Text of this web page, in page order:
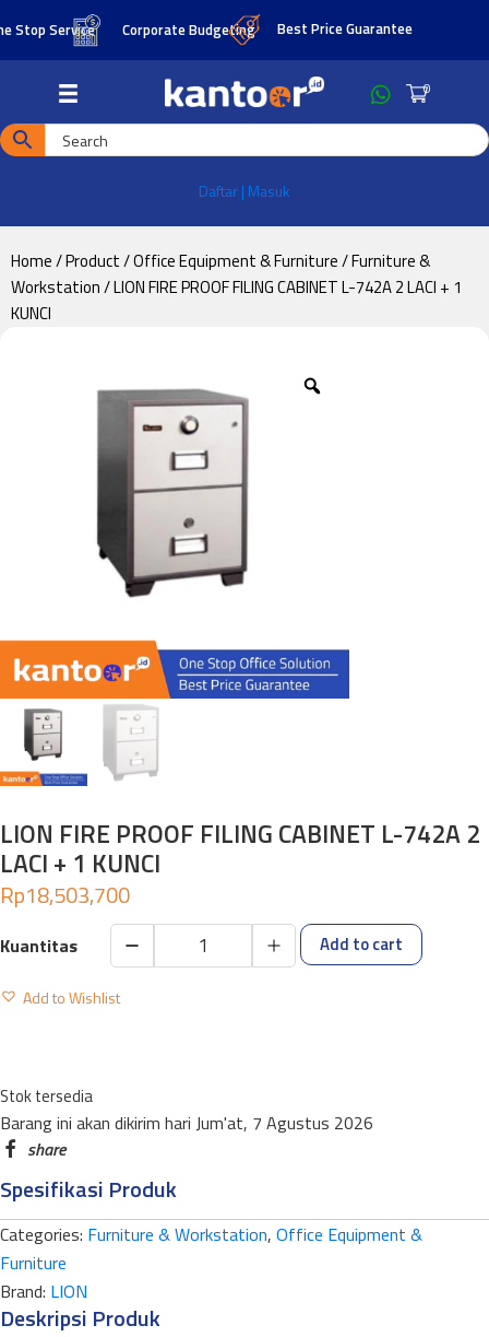
content
Service Corporate Budgeting Best Price Guarantee
0
Daftar | Masuk
Home/Product/Office Equipment & Furniture/Furniture &
Workstation/ LION FIRE PROOF FILING CABINET L-742A 2 LACI + 1
KUNCI
LION FIRE PROOF FILING CABINET L-742A 2
LACI + 1 KUNCI
Stok tersedia
Rp18,503,700
LION
FIRE
L-
742A
2
LACI
+
1
KUNCI
quantity
Add to cart
Add to Wishlist
Barang ini akan dikirim hari Jum'at, 7 Agustus 2026
Spesifikasi Produk
Categories: Furniture & Workstation, Office Equipment &
Furniture
Brand: LION
Deskripsi Produk